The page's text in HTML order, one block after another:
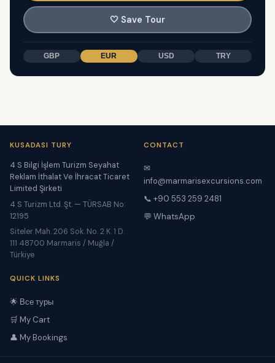
🤍 Save Tour
GBP EUR USD TRY
KUSADASI TURY
4 S Bilgi İşlem Turizm Seyahat
Reklam İthalat Ve İhracat Ticaret
Limited Şirketi
4 S Turizm Ltd. Şt. — TÜRSAB No:
12195
Siteler Mah. 206 Sok. No. 2 K. 1 D.
111 48700 Marmaris / Muğla /
Türkiye
CONTACT
✉
info@marmarisexcursions.com
📞 +90 553 259 2481
💬 WhatsApp
QUICK LINKS
🌟 Все туры
🛒 My Cart
👤 My Bookings